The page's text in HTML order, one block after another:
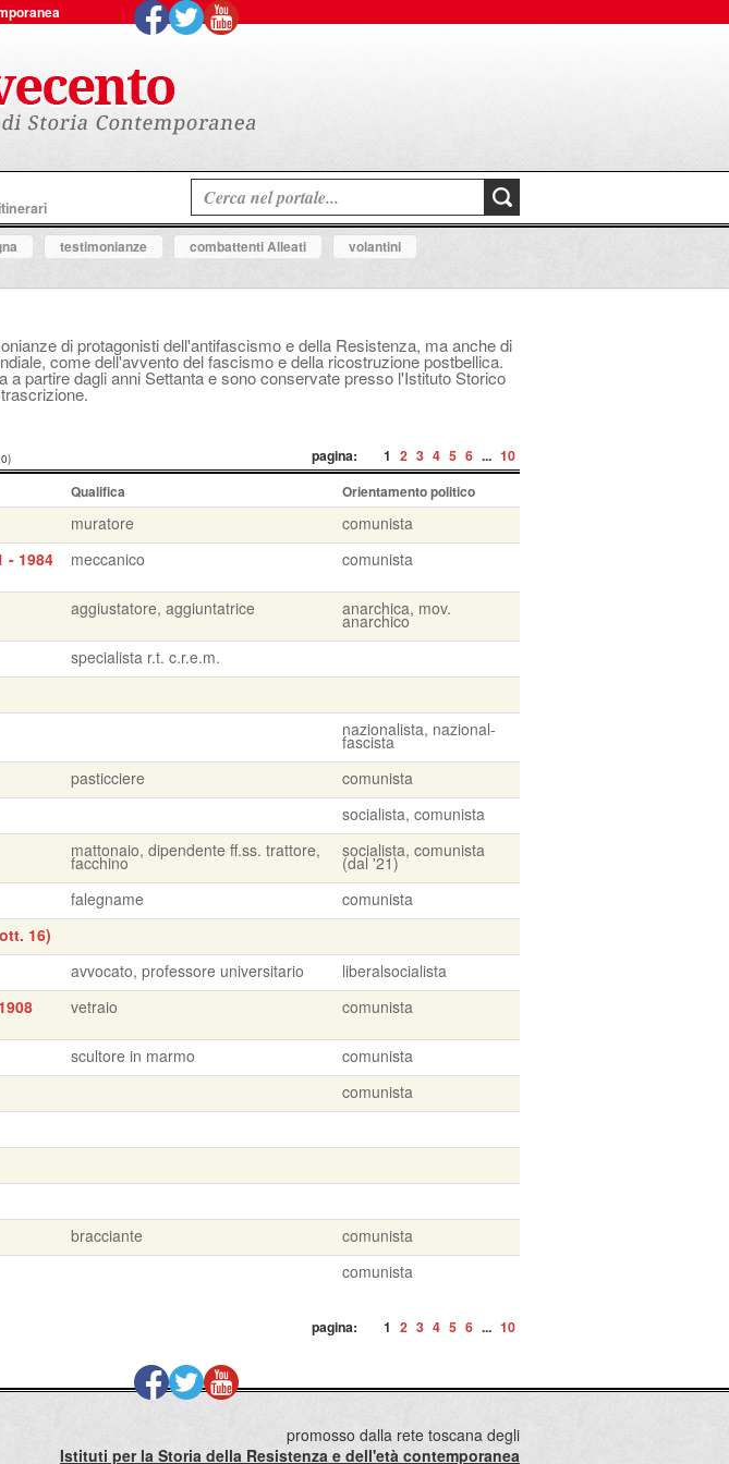
testimonianze combattenti Alleati
volantini
di protagonisti dell'antifascismo e della Resistenza, ma anche di
come dell'avvento del fascismo e della ricostruzione postbellica.
partire dagli anni Settanta e sono conservate presso l'Istituto Storico
pagina: 1 2 3 4 5 6 ... 10
Qualifica Orientamento politico
muratore
comunista
- 1984
meccanico comunista
aggiustatore, aggiuntatrice anarchica, mov.
anarchico
specialista r.t. c.r.e.m.
nazionalista, nazional-
fascista
pasticciere
comunista
socialista, comunista
mattonaio, dipendente ff.ss. trattore,
facchino
socialista, comunista
(dal '21)
falegname
comunista
16)
avvocato, professore universitario
liberalsocialista
vetraio comunista
scultore in marmo
comunista
comunista
bracciante
comunista
comunista
pagina: 1 2 3 4 5 6 ... 10
promosso dalla rete toscana degli
Istituti per la Storia della Resistenza e dell'età contemporanea